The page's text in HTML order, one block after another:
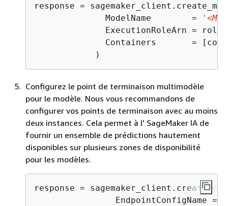
response =
              ModelName        =
              ExecutionRoleArn = role,
Containers       =
            )
Configurez le point de terminaison multimodèle
pour le modèle. Nous vous recommandons de
configurer vos points de terminaison avec au moins
deux instances. Cela permet à l' SageMaker IA de
fournir un ensemble de prédictions hautement
disponibles sur plusieurs zones de disponibilité
pour les modèles.
response =
                EndpointConfigName =